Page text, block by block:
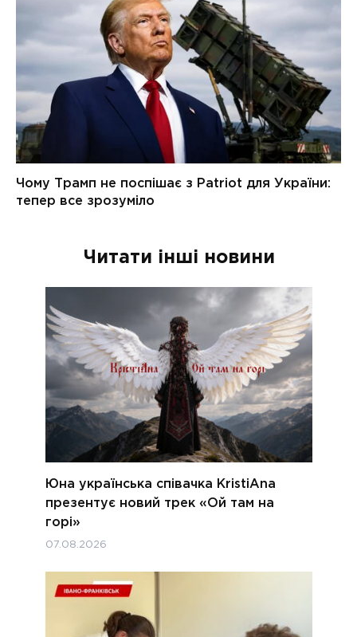
Читати інші новини
Юна українська співачка KristiAna
презентує новий трек «Ой там на
горі»
07.08.2026